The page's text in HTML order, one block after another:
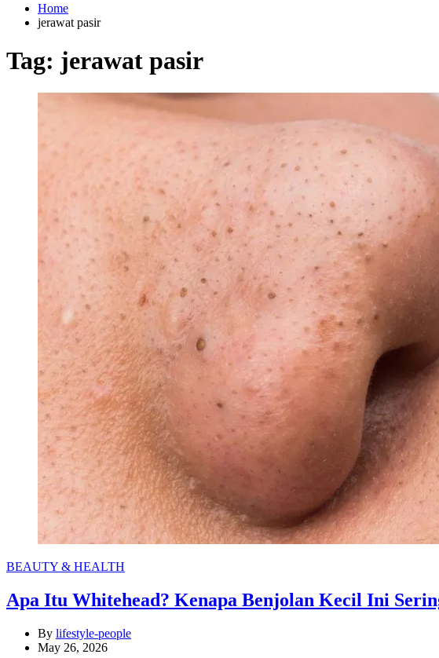
Home
jerawat pasir
Tag: jerawat pasir
Categories
BEAUTY & HEALTH
Apa Itu Whitehead? Kenapa Benjolan Kecil Ini
By lifestyle-people
May 26, 2026